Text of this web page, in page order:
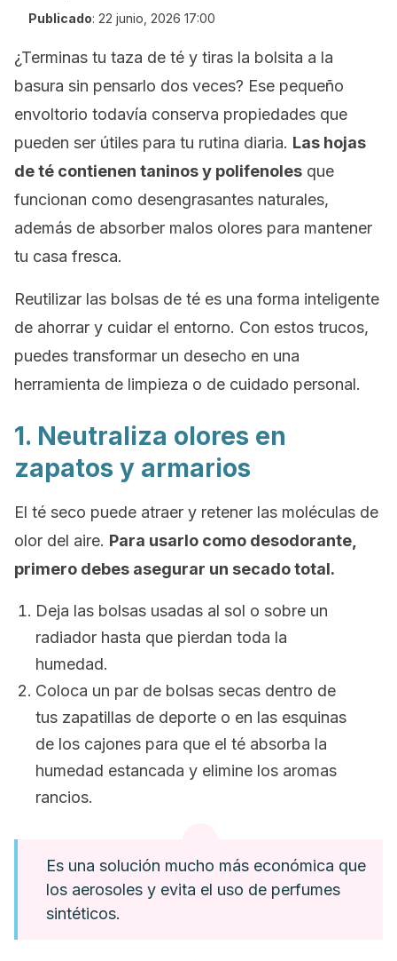
Publicado: 22 junio, 2026 17:00
¿Terminas tu taza de té y tiras la bolsita a la
basura sin pensarlo dos veces? Ese pequeño
envoltorio todavía conserva propiedades que
pueden ser útiles para tu rutina diaria. Las hojas
de té contienen taninos y polifenoles que
funcionan como desengrasantes naturales,
además de absorber malos olores para mantener
tu casa fresca.
Reutilizar las bolsas de té es una forma inteligente
de ahorrar y cuidar el entorno. Con estos trucos,
puedes transformar un desecho en una
herramienta de limpieza o de cuidado personal.
1. Neutraliza olores en
zapatos y armarios
El té seco puede atraer y retener las moléculas de
olor del aire. Para usarlo como desodorante,
primero debes asegurar un secado total.
Deja las bolsas usadas al sol o sobre un
radiador hasta que pierdan toda la
humedad.
Coloca un par de bolsas secas dentro de
tus zapatillas de deporte o en las esquinas
de los cajones para que el té absorba la
humedad estancada y elimine los aromas
rancios.
Es una solución mucho más económica que
los aerosoles y evita el uso de perfumes
sintéticos.